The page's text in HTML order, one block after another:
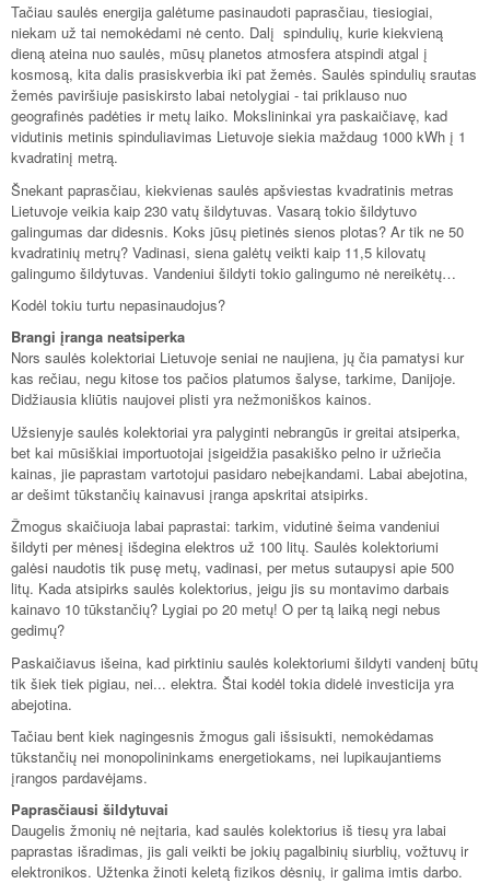
Tačiau saulės energija galėtume pasinaudoti paprasčiau, tiesiogiai,
niekam už tai nemokėdami nė cento. Dalį spindulių, kurie kiekvieną
dieną ateina nuo saulės, mūsų planetos atmosfera atspindi atgal į
kosmosą, kita dalis prasiskverbia iki pat žemės. Saulės spindulių srautas
žemės paviršiuje pasiskirsto labai netolygiai - tai priklauso nuo
geografinės padėties ir metų laiko. Mokslininkai yra paskaičiavę, kad
vidutinis metinis spinduliavimas Lietuvoje siekia maždaug 1000 kWh į 1
kvadratinį metrą.
Šnekant paprasčiau, kiekvienas saulės apšviestas kvadratinis metras
Lietuvoje veikia kaip 230 vatų šildytuvas. Vasarą tokio šildytuvo
galingumas dar didesnis. Koks jūsų pietinės sienos plotas? Ar tik ne 50
kvadratinių metrų? Vadinasi, siena galėtų veikti kaip 11,5 kilovatų
galingumo šildytuvas. Vandeniui šildyti tokio galingumo nė nereikėtų…
Kodėl tokiu turtu nepasinaudojus?
Brangi įranga neatsiperka
Nors saulės kolektoriai Lietuvoje seniai ne naujiena, jų čia pamatysi kur
kas rečiau, negu kitose tos pačios platumos šalyse, tarkime, Danijoje.
Didžiausia kliūtis naujovei plisti yra nežmoniškos kainos.
Užsienyje saulės kolektoriai yra palyginti nebrangūs ir greitai atsiperka,
bet kai mūsiškiai importuotojai įsigeidžia pasakiško pelno ir užriečia
kainas, jie paprastam vartotojui pasidaro nebeįkandami. Labai abejotina,
ar dešimt tūkstančių kainavusi įranga apskritai atsipirks.
Žmogus skaičiuoja labai paprastai: tarkim, vidutinė šeima vandeniui
šildyti per mėnesį išdegina elektros už 100 litų. Saulės kolektoriumi
galėsi naudotis tik pusę metų, vadinasi, per metus sutaupysi apie 500
litų. Kada atsipirks saulės kolektorius, jeigu jis su montavimo darbais
kainavo 10 tūkstančių? Lygiai po 20 metų! O per tą laiką negi nebus
gedimų?
Paskaičiavus išeina, kad pirktiniu saulės kolektoriumi šildyti vandenį būtų
tik šiek tiek pigiau, nei... elektra. Štai kodėl tokia didelė investicija yra
abejotina.
Tačiau bent kiek nagingesnis žmogus gali išsisukti, nemokėdamas
tūkstančių nei monopolininkams energetiokams, nei lupikaujantiems
įrangos pardavėjams.
Paprasčiausi šildytuvai
Daugelis žmonių nė neįtaria, kad saulės kolektorius iš tiesų yra labai
paprastas išradimas, jis gali veikti be jokių pagalbinių siurblių, vožtuvų ir
elektronikos. Užtenka žinoti keletą fizikos dėsnių, ir galima imtis darbo.